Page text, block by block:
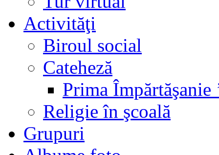
Activităţi
Biroul social
Cateheză
Prima Împărtăşanie
Religie în şcoală
Grupuri